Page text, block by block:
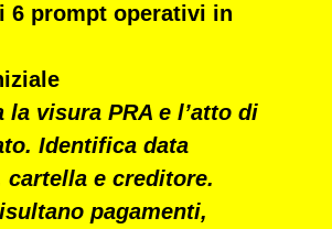
6 prompt operativi in
la visura PRA e l’atto di
Identifica data
cartella e creditore.
pagamenti,